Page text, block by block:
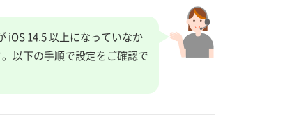
iOS 14.5 以上になっていなか
以下の手順で設定をご確認で